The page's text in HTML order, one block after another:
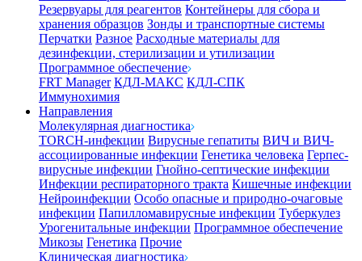
Резервуары для реагентов Контейнеры для сбора и
хранения образцов Зонды и транспортные системы
Перчатки Разное Расходные материалы для
дезинфекции, стерилизации и утилизации
Программное обеспечение
FRT Manager КДЛ-МАКС КДЛ-СПК
Иммунохимия
Направления
Молекулярная диагностика
TORCH-инфекции Вирусные гепатиты ВИЧ и ВИЧ-
ассоциированные инфекции Генетика человека Герпес-
вирусные инфекции Гнойно-септические инфекции
Инфекции респираторного тракта Кишечные инфекции
Нейроинфекции Особо опасные и природно-очаговые
инфекции Папилломавирусные инфекции Туберкулез
Урогенитальные инфекции Программное обеспечение
Микозы Генетика Прочие
Клиническая диагностика